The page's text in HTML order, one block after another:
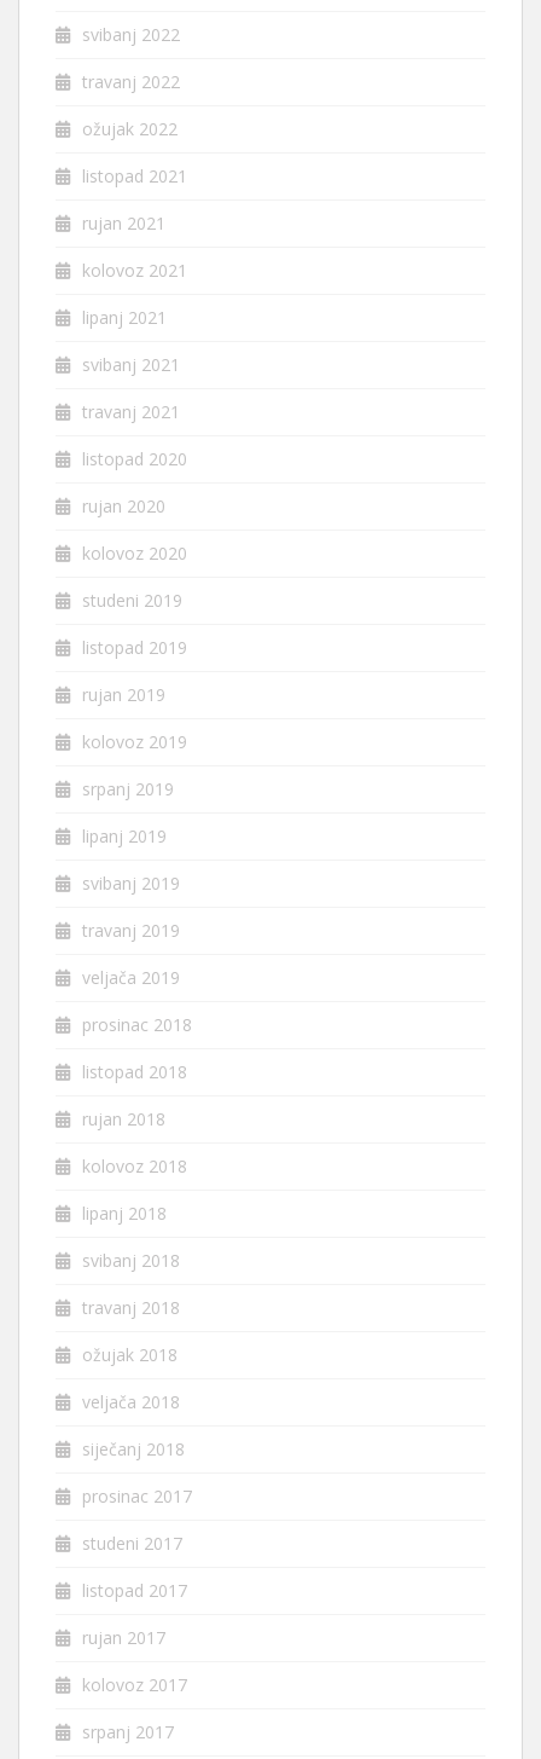
svibanj 2022
travanj 2022
ožujak 2022
listopad 2021
rujan 2021
kolovoz 2021
lipanj 2021
svibanj 2021
travanj 2021
listopad 2020
rujan 2020
kolovoz 2020
studeni 2019
listopad 2019
rujan 2019
kolovoz 2019
srpanj 2019
lipanj 2019
svibanj 2019
travanj 2019
veljača 2019
prosinac 2018
listopad 2018
rujan 2018
kolovoz 2018
lipanj 2018
svibanj 2018
travanj 2018
ožujak 2018
veljača 2018
siječanj 2018
prosinac 2017
studeni 2017
listopad 2017
rujan 2017
kolovoz 2017
srpanj 2017